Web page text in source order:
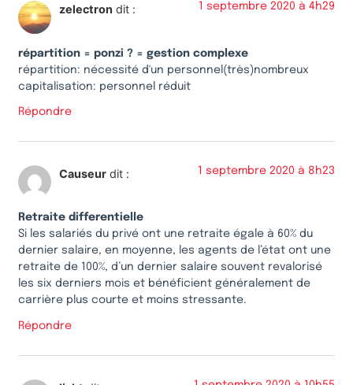
zelectron dit : 1 septembre 2020 à 4h29
répartition = ponzi ? = gestion complexe
répartition: nécessité d'un personnel(très)nombreux
capitalisation: personnel réduit
Répondre
Causeur dit : 1 septembre 2020 à 8h23
Retraite differentielle
Si les salariés du privé ont une retraite égale à 60% du
dernier salaire, en moyenne, les agents de l’état ont une
retraite de 100%, d’un dernier salaire souvent revalorisé
les six derniers mois et bénéficient généralement de
carrière plus courte et moins stressante.
Répondre